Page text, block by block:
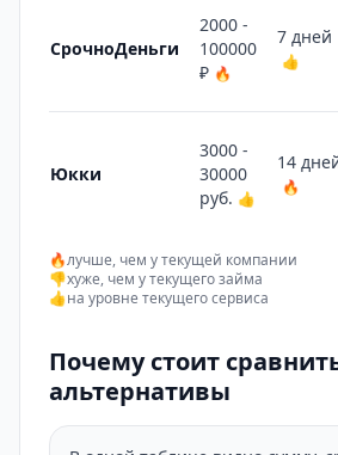
СрочноДеньги
2000 -
100000
₽ 🔥
7 дней
👍
Юкки
3000 -
30000
руб. 👍
14
🔥
🔥лучше, чем у текущей компании
👎хуже, чем у текущего займа
👍на уровне текущего сервиса
Почему стоит
альтернативы